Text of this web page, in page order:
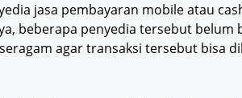
jasa pembayaran mobile atau
beberapa penyedia tersebut
agar transaksi tersebut bisa